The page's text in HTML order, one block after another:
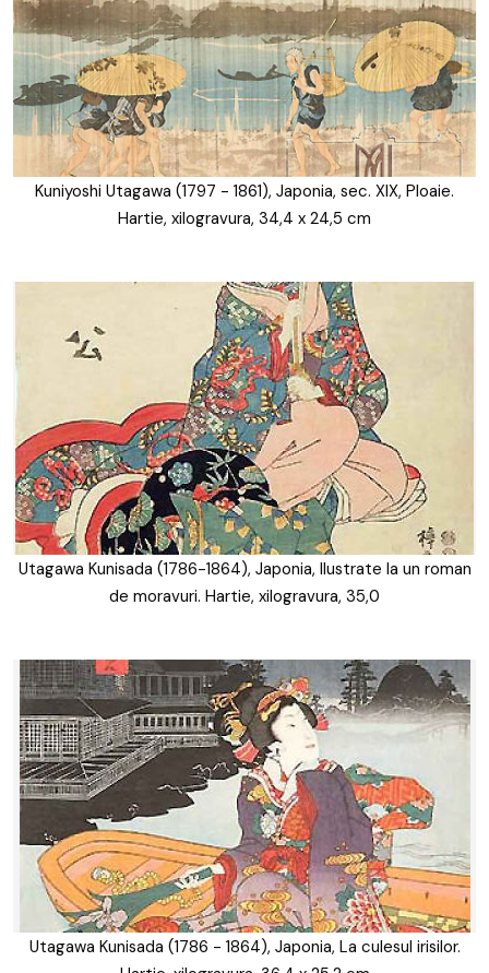
Kuniyoshi Utagawa (1797 - 1861), Japonia, sec. XIX, Ploaie.
Hartie, xilogravura, 34,4 x 24,5 cm
Utagawa Kunisada (1786-1864), Japonia, Ilustrate la un roman
de moravuri. Hartie, xilogravura, 35,0
Utagawa Kunisada (1786 - 1864), Japonia, La culesul irisilor.